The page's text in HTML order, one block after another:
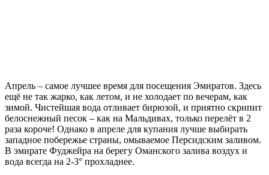
Апрель – самое лучшее время для посещения Эмиратов. Здесь
ещё не так жарко, как летом, и не холодает по вечерам, как
зимой. Чистейшая вода отливает бирюзой, и приятно скрипит
белоснежный песок – как на Мальдивах, только перелёт в 2
раза короче! Однако в апреле для купания лучше выбирать
западное побережье страны, омываемое Персидским заливом.
В эмирате Фуджейра на берегу Оманского залива воздух и
вода всегда на 2-3° прохладнее.